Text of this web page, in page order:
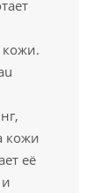
кожи.
кожи
её